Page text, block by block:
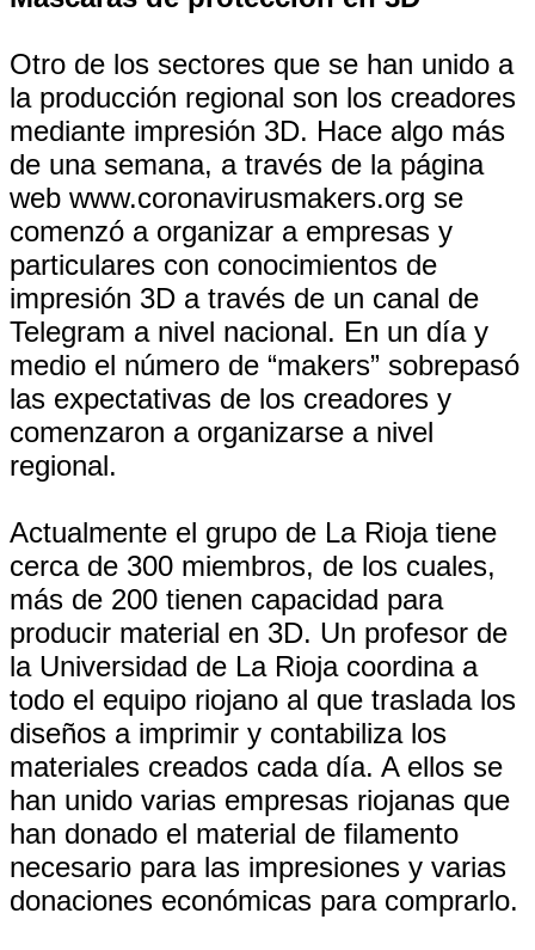
Otro de los sectores que se han unido a
la producción regional son los creadores
mediante impresión 3D. Hace algo más
de una semana, a través de la página
web www.coronavirusmakers.org se
comenzó a organizar a empresas y
particulares con conocimientos de
impresión 3D a través de un canal de
Telegram a nivel nacional. En un día y
medio el número de “makers” sobrepasó
las expectativas de los creadores y
comenzaron a organizarse a nivel
regional.
Actualmente el grupo de La Rioja tiene
cerca de 300 miembros, de los cuales,
más de 200 tienen capacidad para
producir material en 3D. Un profesor de
la Universidad de La Rioja coordina a
todo el equipo riojano al que traslada los
diseños a imprimir y contabiliza los
materiales creados cada día. A ellos se
han unido varias empresas riojanas que
han donado el material de filamento
necesario para las impresiones y varias
donaciones económicas para comprarlo.